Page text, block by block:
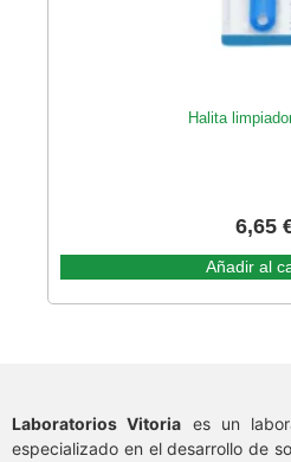
Halita
6,65
Añadir al
Laboratorios Vitoria es un
especializado en el desarrollo de